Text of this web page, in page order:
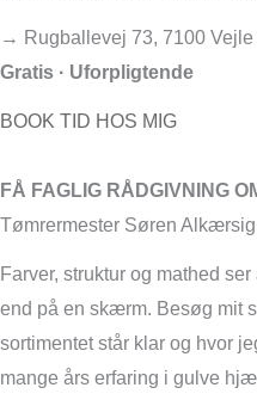
→ Rugballevej 73, 7100 Vejle
Gratis · Uforpligtende
BOOK TID HOS MIG
FÅ FAGLIG RÅDGIVNING
Tømrermester Søren Alkærsig
Farver, struktur og mathed
end på en skærm. Besøg mit
sortimentet står klar og hvor
mange års erfaring i gulve